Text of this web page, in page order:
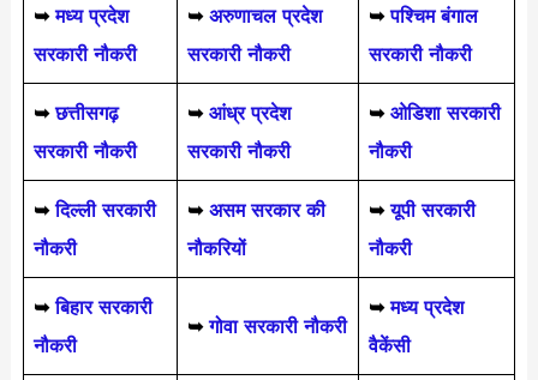
➥ मध्य प्रदेश
सरकारी नौकरी
➥ अरुणाचल प्रदेश
सरकारी नौकरी
➥ पश्चिम बंगाल
सरकारी नौकरी
➥ छत्तीसगढ़
सरकारी नौकरी
➥ आंध्र प्रदेश
सरकारी नौकरी
➥ ओडिशा सरकारी
नौकरी
➥ दिल्ली सरकारी
नौकरी
➥ असम सरकार की
नौकरियों
➥ यूपी सरकारी
नौकरी
➥बिहार सरकारी
नौकरी
➥गोवा सरकारी नौकरी
➥ मध्य प्रदेश
वैकेंसी